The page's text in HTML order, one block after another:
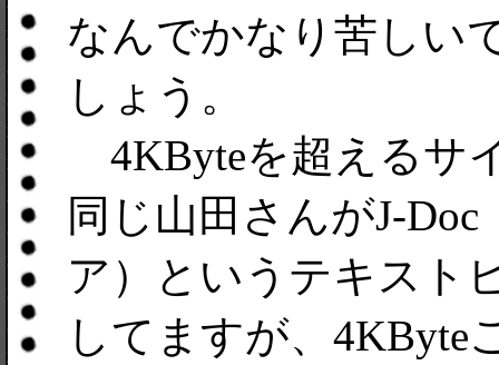
なんでかなり苦しい
しょう。
4KByteを超えるサ
同じ山田さんがJ-Doc
ア）というテキスト
してますが、4KByte